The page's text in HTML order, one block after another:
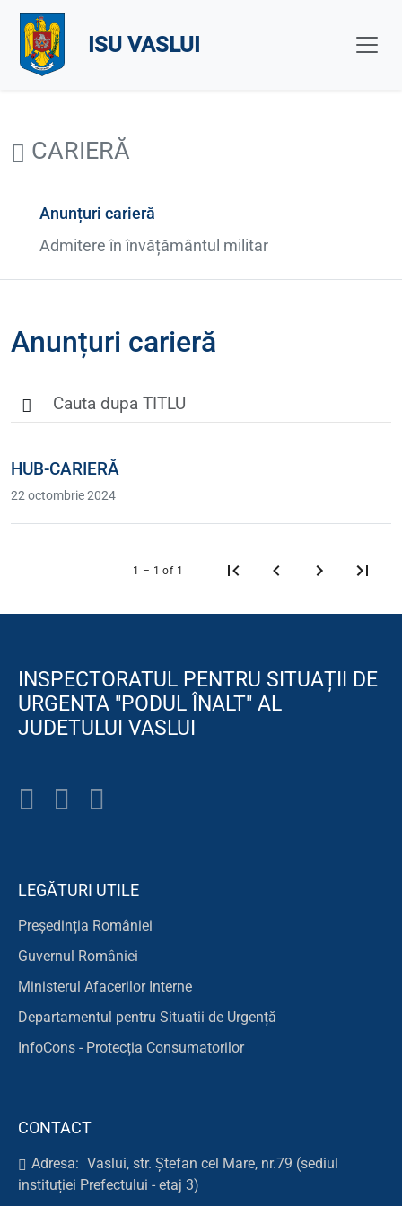
ISU VASLUI
CARIERĂ
Anunțuri carieră
Admitere în învățământul militar
Anunțuri carieră
HUB-CARIERĂ
22 octombrie 2024
1 – 1 of 1
INSPECTORATUL PENTRU SITUAȚII DE
URGENTA "PODUL ÎNALT" AL
JUDETULUI VASLUI
LEGĂTURI UTILE
Președinția României
Guvernul României
Ministerul Afacerilor Interne
Departamentul pentru Situatii de Urgență
InfoCons - Protecția Consumatorilor
CONTACT
Adresa: Vaslui, str. Ștefan cel Mare, nr.79 (sediul
instituției Prefectului - etaj 3)